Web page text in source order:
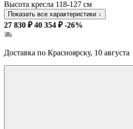
Высота кресла 118-127 см
Показать все характеристики ↓
27 830 ₽ 40 354 ₽ -26%
Доставка по Красноярску, 10 августа